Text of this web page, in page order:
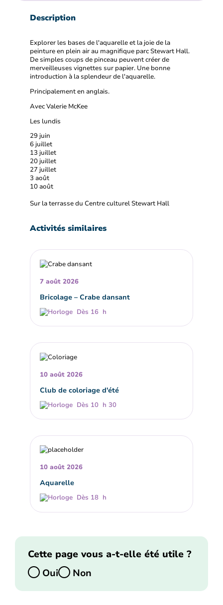
Description
Explorer les bases de l'aquarelle et la joie de la
peinture en plein air au magnifique parc Stewart Hall.
De simples coups de pinceau peuvent créer de
merveilleuses vignettes sur papier. Une bonne
introduction à la splendeur de l'aquarelle.
Principalement en anglais.
Avec Valerie McKee
Les lundis
29 juin
6 juillet
13 juillet
20 juillet
27 juillet
3 août
10 août
Sur la terrasse du Centre culturel Stewart Hall
Activités similaires
7 août 2026
Bricolage – Crabe dansant
Dès 16 h
10 août 2026
Club de coloriage d'été
Dès 10 h 30
10 août 2026
Aquarelle
Dès 18 h
Cette page vous a-t-elle été utile ?
Oui
Non